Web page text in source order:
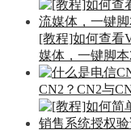
[教程]如何查看
媒体，一键脚本
CN2？CN2与